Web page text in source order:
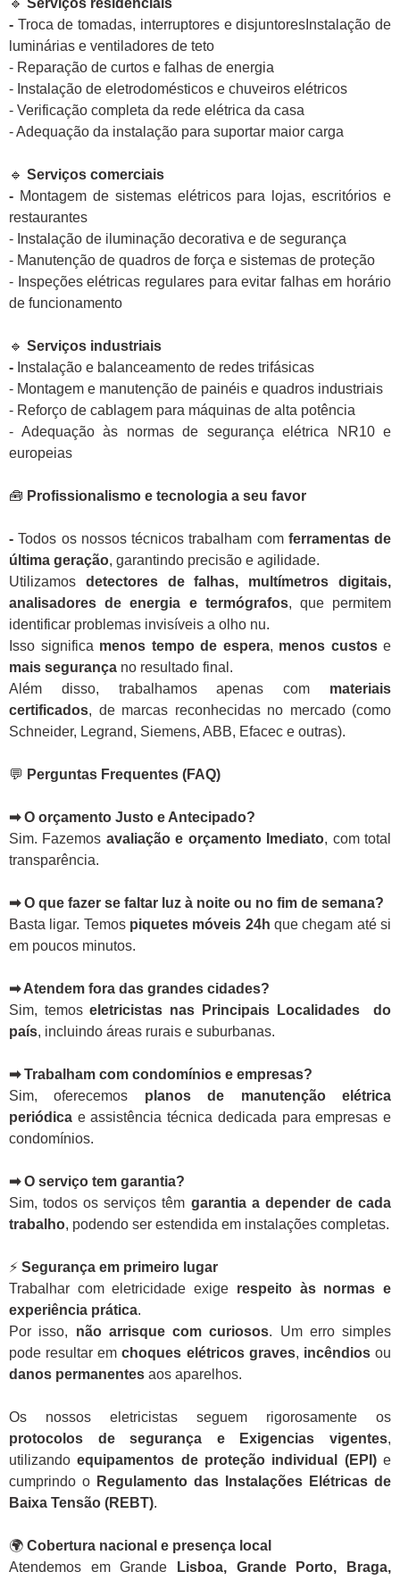
🔹 Serviços residenciais
- Troca de tomadas, interruptores e disjuntoresInstalação de
luminárias e ventiladores de teto
- Reparação de curtos e falhas de energia
- Instalação de eletrodomésticos e chuveiros elétricos
- Verificação completa da rede elétrica da casa
- Adequação da instalação para suportar maior carga
🔹 Serviços comerciais
- Montagem de sistemas elétricos para lojas, escritórios e
restaurantes
- Instalação de iluminação decorativa e de segurança
- Manutenção de quadros de força e sistemas de proteção
- Inspeções elétricas regulares para evitar falhas em horário
de funcionamento
🔹 Serviços industriais
- Instalação e balanceamento de redes trifásicas
- Montagem e manutenção de painéis e quadros industriais
- Reforço de cablagem para máquinas de alta potência
- Adequação às normas de segurança elétrica NR10 e
europeias
🧰 Profissionalismo e tecnologia a seu favor
-Todos os nossos técnicos trabalham com ferramentas de
última geração, garantindo precisão e agilidade.
Utilizamos detectores de falhas, multímetros digitais,
analisadores de energia e termógrafos, que permitem
identificar problemas invisíveis a olho nu.
Isso significa menos tempo de espera, menos custose
mais segurança no resultado final.
Além disso, trabalhamos apenas com materiais
certificados, de marcas reconhecidas no mercado (como
Schneider, Legrand, Siemens, ABB, Efacec e outras).
💬 Perguntas Frequentes (FAQ)
➡ O orçamento Justo e Antecipado?
Sim. Fazemos avaliação e orçamento Imediato, com total
transparência.
➡ O que fazer se faltar luz à noite ou no fim de semana?
Basta ligar. Temos piquetes móveis 24h que chegam até si
em poucos minutos.
➡ Atendem fora das grandes cidades?
Sim, temoseletricistas nas Principais Localidades do
país, incluindo áreas rurais e suburbanas.
➡ Trabalham com condomínios e empresas?
Sim, oferecemos planos de manutenção elétrica
periódica e assistência técnica dedicada para empresas e
condomínios.
➡ O serviço tem garantia?
Sim, todos os serviços têm garantia a depender de cada
trabalho, podendo ser estendida em instalações completas.
⚡ Segurança em primeiro lugar
Trabalhar com eletricidade exige respeito às normas e
experiência prática.
Por isso, não arrisque com curiosos. Um erro simples
pode resultar emchoques elétricos graves, incêndiosou
danos permanentes aos aparelhos.
Os nossos eletricistas seguem rigorosamente os
protocolos de segurança e Exigencias vigentes,
utilizandoequipamentos de proteção individual (EPI)e
cumprindo o Regulamento das Instalações Elétricas de
Baixa Tensão (REBT).
🌍 Cobertura nacional e presença local
Atendemos em Grande
Lisboa, Grande Porto, Braga,